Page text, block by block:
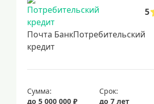
5
Почта БанкПотребительский
кредит
Сумма:
до 5 000 000 ₽
Срок:
до 7 лет